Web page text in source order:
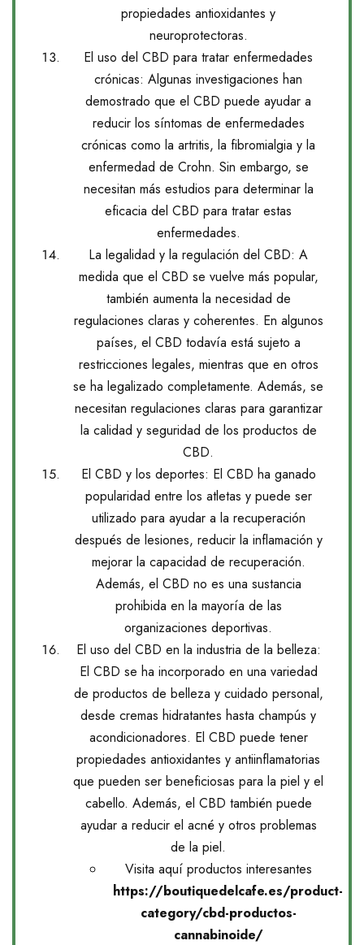
propiedades antioxidantes y
neuroprotectoras.
El uso del CBD para tratar enfermedades
crónicas: Algunas investigaciones han
demostrado que el CBD puede ayudar a
reducir los síntomas de enfermedades
crónicas como la artritis, la fibromialgia y la
enfermedad de Crohn. Sin embargo, se
necesitan más estudios para determinar la
eficacia del CBD para tratar estas
enfermedades.
La legalidad y la regulación del CBD: A
medida que el CBD se vuelve más popular,
también aumenta la necesidad de
regulaciones claras y coherentes. En algunos
países, el CBD todavía está sujeto a
restricciones legales, mientras que en otros
se ha legalizado completamente. Además, se
necesitan regulaciones claras para garantizar
la calidad y seguridad de los productos de
CBD.
El CBD y los deportes: El CBD ha ganado
popularidad entre los atletas y puede ser
utilizado para ayudar a la recuperación
después de lesiones, reducir la inflamación y
mejorar la capacidad de recuperación.
Además, el CBD no es una sustancia
prohibida en la mayoría de las
organizaciones deportivas.
El uso del CBD en la industria de la belleza:
El CBD se ha incorporado en una variedad
de productos de belleza y cuidado personal,
desde cremas hidratantes hasta champús y
acondicionadores. El CBD puede tener
propiedades antioxidantes y antiinflamatorias
que pueden ser beneficiosas para la piel y el
cabello. Además, el CBD también puede
ayudar a reducir el acné y otros problemas
de la piel.
Visita aquí productos interesantes
https://boutiquedelcafe.es/product-
category/cbd-productos-
cannabinoide/